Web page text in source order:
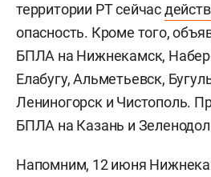
территории РТ сейчас
опасность. Кроме того,
БПЛА на Нижнекамск,
Елабугу, Альметьевск,
Лениногорск и Чистополь.
БПЛА на Казань и
Напомним, 12 июня